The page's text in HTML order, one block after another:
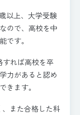
以上、大学受験
ので、高校を中
です。
すれば高校を卒
力があると認め
きます。
また合格した科